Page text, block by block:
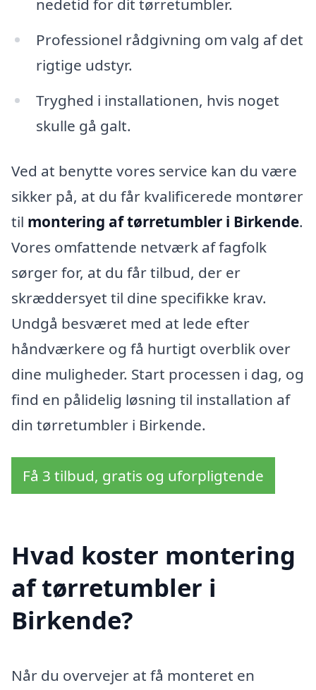
nedetid for dit tørretumbler.
Professionel rådgivning om valg af det
rigtige udstyr.
Tryghed i installationen, hvis noget
skulle gå galt.
Ved at benytte vores service kan du være
sikker på, at du får kvalificerede montører
til montering af tørretumbler i Birkende.
Vores omfattende netværk af fagfolk
sørger for, at du får tilbud, der er
skræddersyet til dine specifikke krav.
Undgå besværet med at lede efter
håndværkere og få hurtigt overblik over
dine muligheder. Start processen i dag, og
find en pålidelig løsning til installation af
din tørretumbler i Birkende.
Få 3 tilbud, gratis og uforpligtende
Hvad koster montering
af tørretumbler i
Birkende?
Når du overvejer at få monteret en